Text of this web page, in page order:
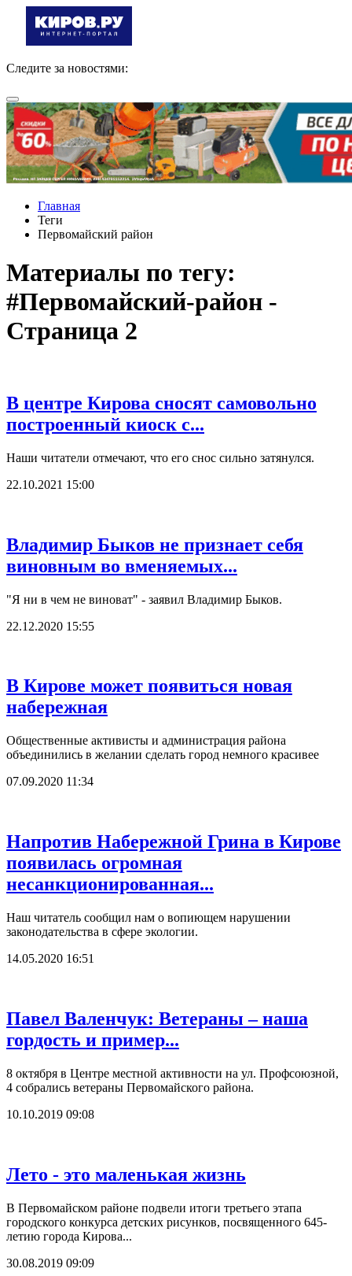
Следите за новостями:
Главная
Теги
Первомайский район
Материалы по тегу:
#Первомайский-район -
Страница 2
В центре Кирова сносят самовольно
построенный киоск с...
Наши читатели отмечают, что его снос сильно затянулся.
22.10.2021 15:00
Владимир Быков не признает себя
виновным во вменяемых...
"Я ни в чем не виноват" - заявил Владимир Быков.
22.12.2020 15:55
В Кирове может появиться новая
набережная
Общественные активисты и администрация района
объединились в желании сделать город немного красивее
07.09.2020 11:34
Напротив Набережной Грина в Кирове
появилась огромная
несанкционированная...
Наш читатель сообщил нам о вопиющем нарушении
законодательства в сфере экологии.
14.05.2020 16:51
Павел Валенчук: Ветераны – наша
гордость и пример...
8 октября в Центре местной активности на ул. Профсоюзной,
4 собрались ветераны Первомайского района.
10.10.2019 09:08
Лето - это маленькая жизнь
В Первомайском районе подвели итоги третьего этапа
городского конкурса детских рисунков, посвященного 645-
летию города Кирова...
30.08.2019 09:09